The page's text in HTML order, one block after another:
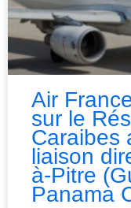
Air
sur le
Caraibes
liaison
à-Pitre
Panama